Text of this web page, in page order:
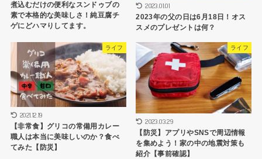
煮込むだけの便利なスンドゥブの
素で本格的な美味しさ！純豆腐チ
ゲにどハマりしてます。
2023.01.01
2023年の父の日は6月18日！オス
スメのプレゼントは何？
ライフ
2021.12.19
【非常食】グリコの常備用カレー
職人は本当に美味しいのか？食べ
てみた【防災】
ライフ
2023.03.29
【防災】アプリやSNSで周辺情報
を集めよう！家の中の地震対策も
紹介【事前確認】